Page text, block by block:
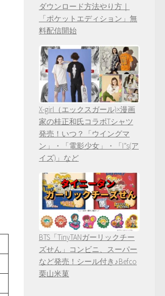
ダウンロード方法やり方｜
「ポケットエディション」無
料配信開始
X-girl（エックスガール)×漫画
家の桂正和氏コラボTシャツ
発売！いつ？「ウイングマ
ン」・「電影少女」・「I”s(ア
イズ)」など
BTS「TinyTANガーリックチー
ズせん」コンビニ、スーパー
など発売！シール付き♪Befco
栗山米菓